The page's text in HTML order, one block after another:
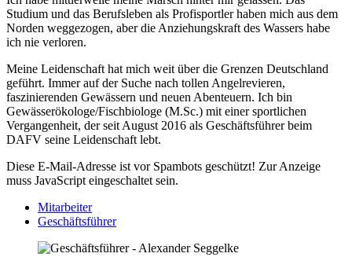
Studium und das Berufsleben als Profisportler haben mich aus dem
Norden weggezogen, aber die Anziehungskraft des Wassers habe
ich nie verloren.
Meine Leidenschaft hat mich weit über die Grenzen Deutschland
geführt. Immer auf der Suche nach tollen Angelrevieren,
faszinierenden Gewässern und neuen Abenteuern. Ich bin
Gewässerökologe/Fischbiologe (M.Sc.) mit einer sportlichen
Vergangenheit, der seit August 2016 als Geschäftsführer beim
DAFV seine Leidenschaft lebt.
Diese E-Mail-Adresse ist vor Spambots geschützt! Zur Anzeige
muss JavaScript eingeschaltet sein.
Mitarbeiter
Geschäftsführer